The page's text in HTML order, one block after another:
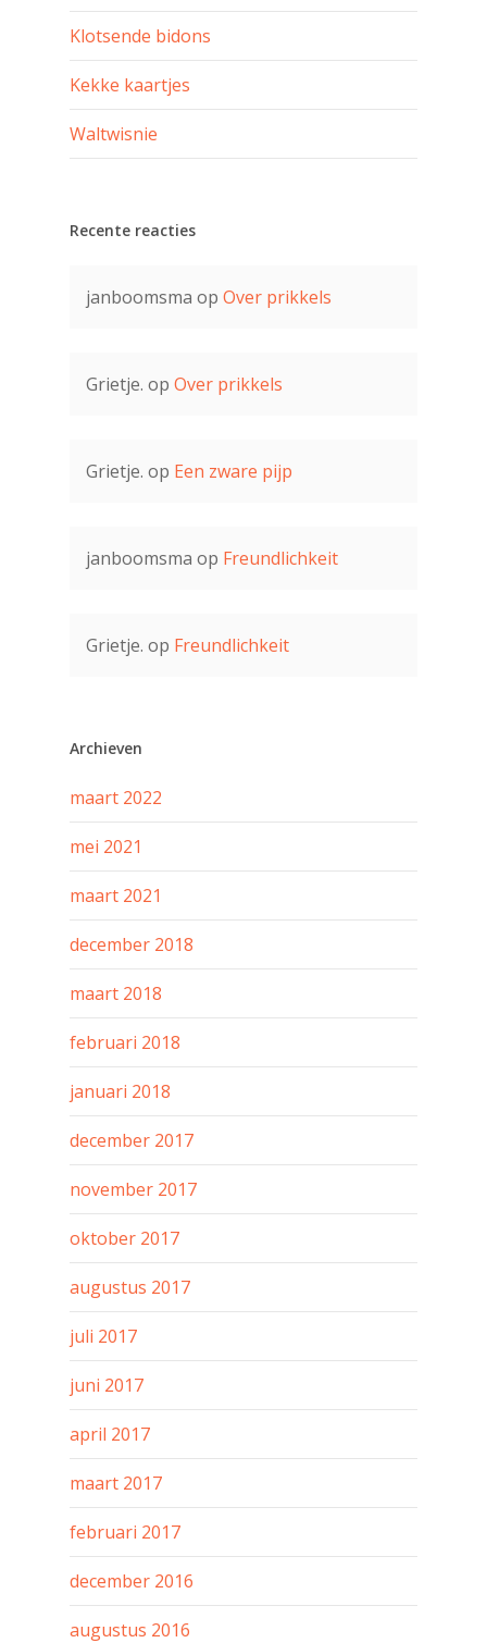
Klotsende bidons
Kekke kaartjes
Waltwisnie
Recente reacties
janboomsma op Over prikkels
Grietje. op Over prikkels
Grietje. op Een zware pijp
janboomsma op Freundlichkeit
Grietje. op Freundlichkeit
Archieven
maart 2022
mei 2021
maart 2021
december 2018
maart 2018
februari 2018
januari 2018
december 2017
november 2017
oktober 2017
augustus 2017
juli 2017
juni 2017
april 2017
maart 2017
februari 2017
december 2016
augustus 2016